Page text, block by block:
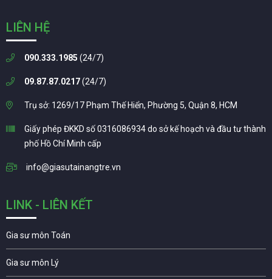
LIÊN HỆ
090.333.1985 (24/7)
09.87.87.0217(24/7)
Trụ sở: 1269/17 Phạm Thế Hiển, Phường 5, Quận 8, HCM
Giấy phép ĐKKD số 0316086934 do sở kế hoạch và đầu tư thành
phố Hồ Chí Minh cấp
info@giasutainangtre.vn
LINK - LIÊN KẾT
Gia sư môn Toán
Gia sư môn Lý